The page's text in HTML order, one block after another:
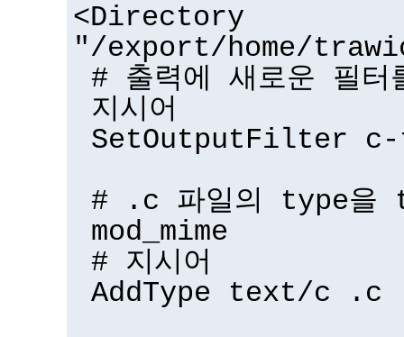
<Directory
"/export/home/
# 출력에 새로운 필
지시어
SetOutputFilter
# .c 파일의 type을
mod_mime
# 지시어
AddType text/c .c